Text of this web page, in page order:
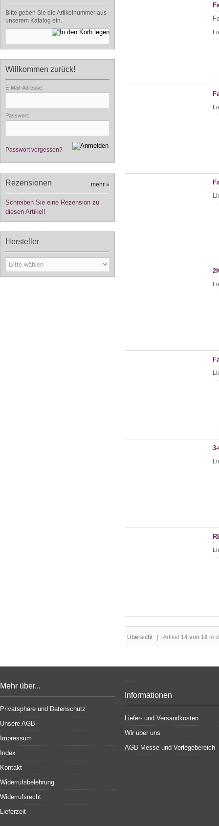
Bitte geben Sie die Artikelnummer aus
unserem Katalog ein.
Willkommen zurück!
E-Mail-Adresse:
Passwort:
Passwort vergessen?
Rezensionen mehr »
Schreiben Sie eine Rezension zu
diesen Artikel!
Hersteller
Übersicht| Artikel 14 von 18 in
Mehr über...
Privatsphäre und Datenschutz
Unsere AGB
Impressum
Index
Kontakt
Widerrufsbelehrung
Widerrufsrecht
Lieferzeit
Informationen
Liefer- und Versandkosten
Wir über uns
AGB Messe-und Verlegebereich